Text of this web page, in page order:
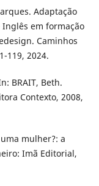
Adaptação
em formação
Caminhos
119, 2024.
BRAIT, Beth.
Contexto, 2008,
mulher?: a
Imã Editorial,